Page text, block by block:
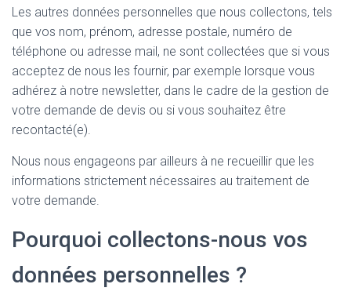
Les autres données personnelles que nous collectons, tels
que vos nom, prénom, adresse postale, numéro de
téléphone ou adresse mail, ne sont collectées que si vous
acceptez de nous les fournir, par exemple lorsque vous
adhérez à notre newsletter, dans le cadre de la gestion de
votre demande de devis ou si vous souhaitez être
recontacté(e).
Nous nous engageons par ailleurs à ne recueillir que les
informations strictement nécessaires au traitement de
votre demande.
Pourquoi collectons-nous vos
données personnelles ?